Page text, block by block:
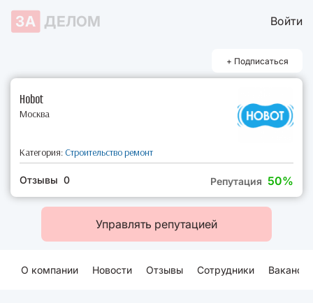
ЗА ДЕЛОМ Войти
+ Подписаться
Hobot
Москва
Категория:Строительство ремонт
Репутация 50%
Отзывы 0
Управлять репутацией
О компании Новости Отзывы Сотрудники Вакансии